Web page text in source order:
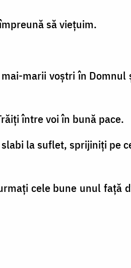
să vieţuim.
marii voştri în Domnul
între voi în bună pace.
la suflet, sprijiniţi pe
cele bune unul faţă